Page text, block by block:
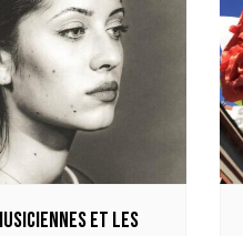
musiciennes et les